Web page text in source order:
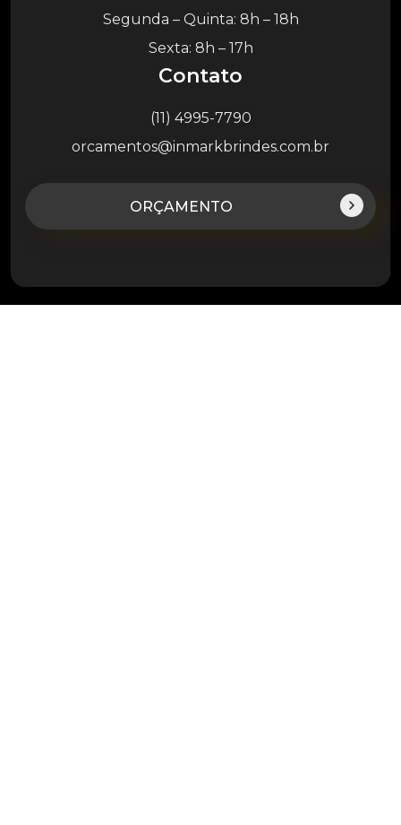
Segunda – Quinta: 8h – 18h
Sexta: 8h – 17h
Contato
(11) 4995-7790
orcamentos@inmarkbrindes.com.br
ORÇAMENTO